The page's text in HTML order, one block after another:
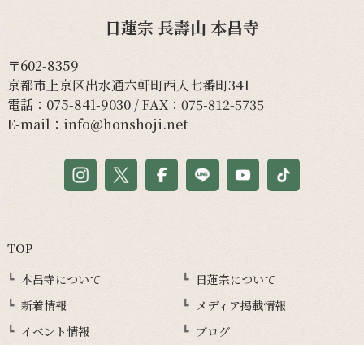
日蓮宗 長壽山 本昌寺
〒602-8359
京都市上京区出水通六軒町西入七番町341
電話： 075-841-9030/ FAX：075-812-5735
E-mail： info@honshoji.net
TOP
本昌寺について
日蓮宗について
新着情報
メディア掲載情報
イベント情報
ブログ